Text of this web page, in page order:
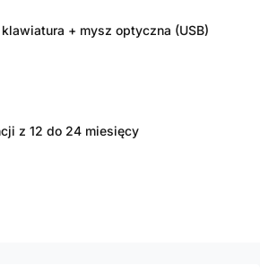
+ mysz optyczna (USB)
z 12 do 24 miesięcy